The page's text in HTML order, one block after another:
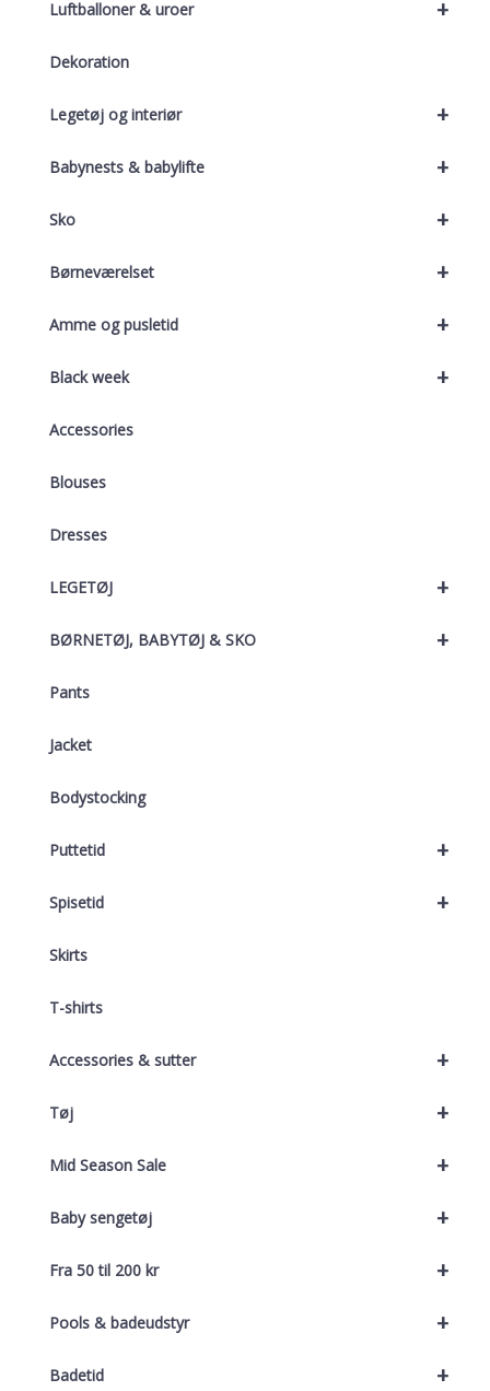
+
Luftballoner & uroer
Dekoration
+
Legetøj og interiør
+
Babynests & babylifte
+
Sko
+
Børneværelset
+
Amme og pusletid
+
Black week
Accessories
Blouses
Dresses
+
LEGETØJ
+
BØRNETØJ, BABYTØJ & SKO
Pants
Jacket
Bodystocking
+
Puttetid
+
Spisetid
Skirts
T-shirts
+
Accessories & sutter
+
Tøj
+
Mid Season Sale
+
Baby sengetøj
+
Fra 50 til 200 kr
+
Pools & badeudstyr
+
Badetid